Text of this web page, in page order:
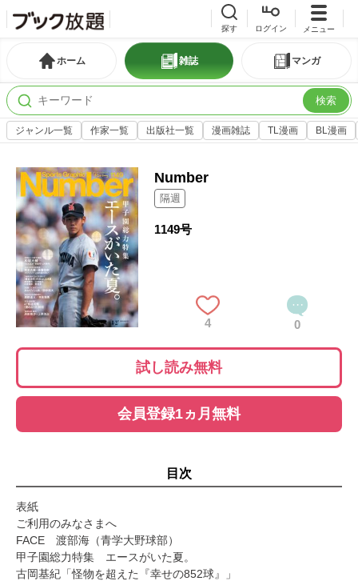
探す ログイン メニュー
ホーム 雑誌 マンガ
検索
ジャンル一覧 作家一覧 出版社一覧 漫画雑誌 TL漫画 BL漫画
Number
隔週
1149号
4 0
試し読み無料
会員登録1ヵ月無料
目次
表紙
ご利用のみなさまへ
FACE 渡部海（青学大野球部）
甲子園総力特集 エースがいた夏。
古岡基紀「怪物を超えた『幸せの852球』」